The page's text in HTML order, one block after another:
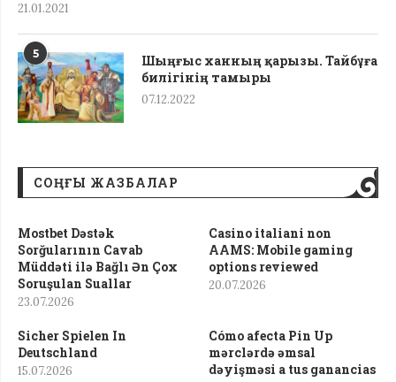
21.01.2021
5
Шыңғыс ханның қарызы. Тайбұға
билігінің тамыры
07.12.2022
СОҢҒЫ ЖАЗБАЛАР
Mostbet Dəstək
Sorğularının Cavab
Müddəti ilə Bağlı Ən Çox
Soruşulan Suallar
23.07.2026
Casino italiani non
AAMS: Mobile gaming
options reviewed
20.07.2026
Sicher Spielen In
Deutschland
15.07.2026
Cómo afecta Pin Up
mərclərdə əmsal
dəyişməsi a tus ganancias